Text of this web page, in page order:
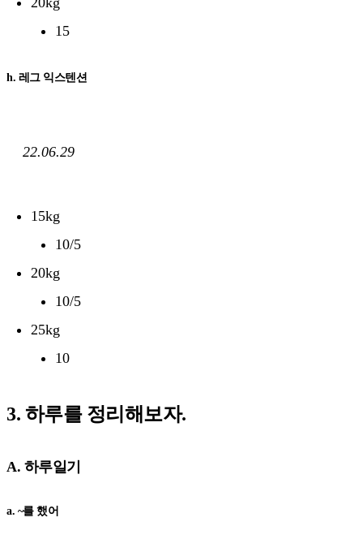
15
h. 레그 익스텐션
22.06.29
15kg
10/5
20kg
10/5
25kg
10
3. 하루를 정리해보자.
A. 하루일기
a. ~를 했어